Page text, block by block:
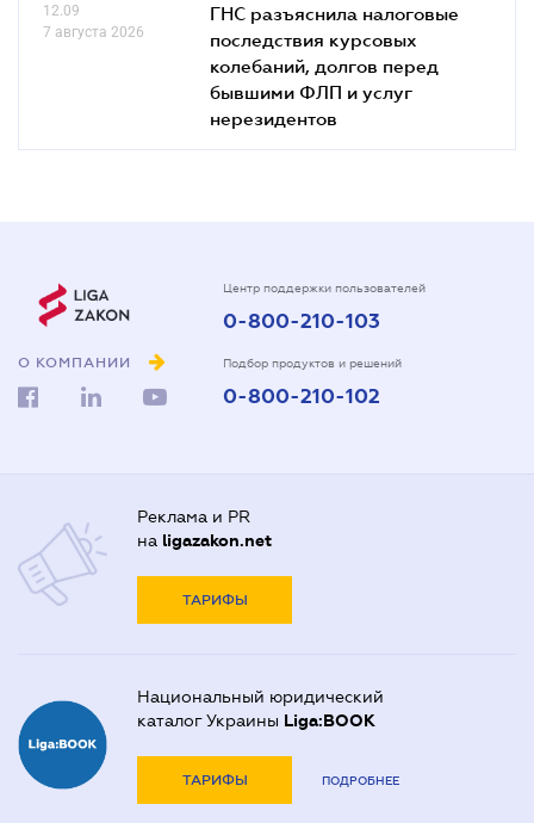
12.09
7 августа 2026
ГНС разъяснила налоговые
последствия курсовых
колебаний, долгов перед
бывшими ФЛП и услуг
нерезидентов
О КОМПАНИИ
Центр поддержки пользователей
0-800-210-103
Подбор продуктов и решений
0-800-210-102
Реклама и PR
на ligazakon.net
ТАРИФЫ
Национальный юридический
каталог Украины Liga:BOOK
ТАРИФЫ ПОДРОБНЕЕ